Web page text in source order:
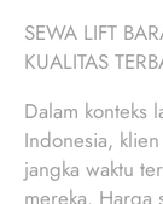
SEWA LIFT
KUALITAS
Dalam konteks
Indonesia,
jangka waktu
mereka. Harga